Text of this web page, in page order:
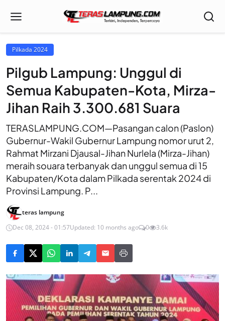
Pilkada 2024
Pilgub Lampung: Unggul di
Semua Kabupaten-Kota, Mirza-
Jihan Raih 3.300.681 Suara
TERASLAMPUNG.COM—Pasangan calon (Paslon)
Gubernur-Wakil Gubernur Lampung nomor urut 2,
Rahmat Mirzani Djausal-Jihan Nurlela (Mirza-Jihan)
meraih souara terbanyak dan unggul semua di 15
Kabupaten/Kota dalam Pilkada serentak 2024 di
Provinsi Lampung. P...
teras lampung
Dec 08, 2024 - 01:57Updated: 10 months ago 0 3.6k